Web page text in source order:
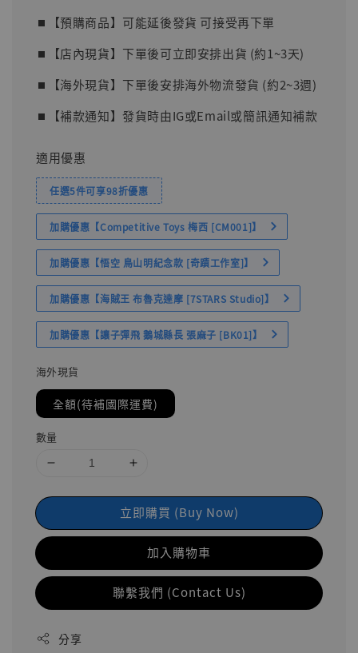
⏹︎【預購商品】可能延後發貨 可接受再下單
⏹︎【店內現貨】下單後可立即安排出貨 (約1~3天)
⏹︎【海外現貨】下單後安排海外物流發貨 (約2~3週)
⏹︎【補款通知】發貨時由IG或Email或簡訊通知補款
適用優惠
任選5件可享98折優惠
加購優惠【Competitive Toys 梅西 [CM001]】
加購優惠【悟空 鳥山明紀念款 [奇蹟工作室]】
加購優惠【海賊王 布魯克達摩 [7STARS Studio]】
加購優惠【讓子彈飛 鵝城縣長 張麻子 [BK01]】
海外現貨
全額(待補國際運費)
數量
立即購買 (Buy Now)
加入購物車
聯繫我們 (Contact Us)
分享